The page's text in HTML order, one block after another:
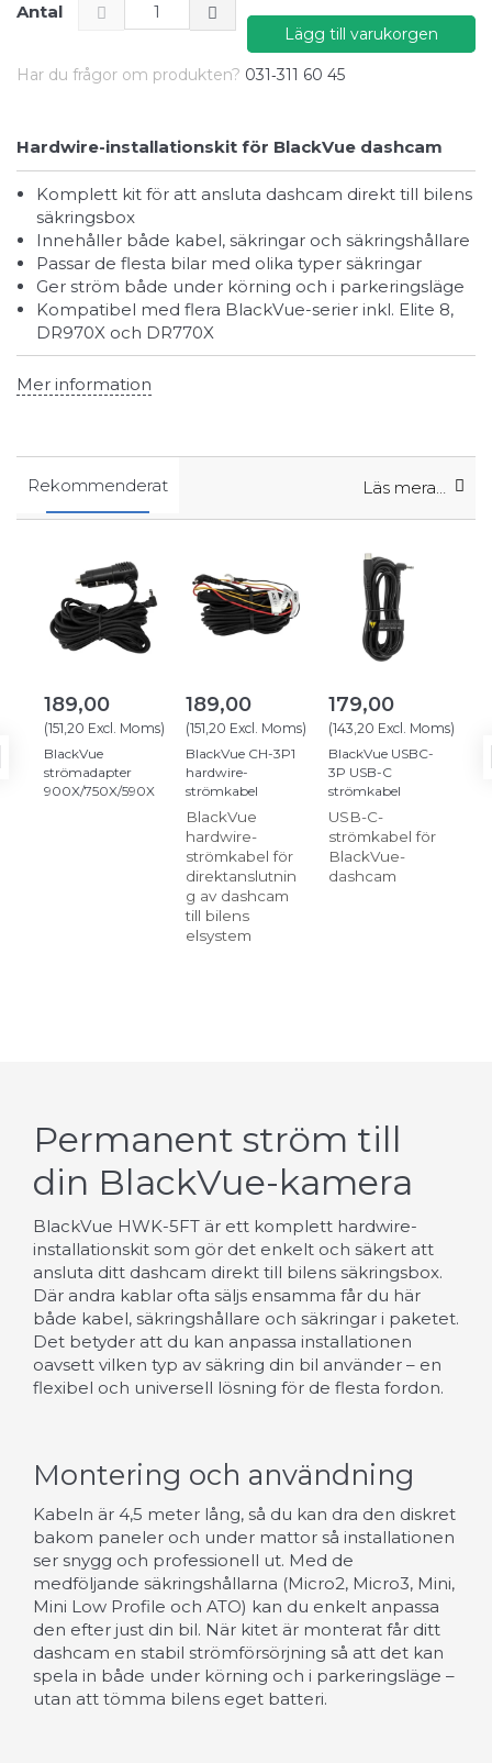
Antal
Lägg till varukorgen
Har du frågor om produkten? 031‑311 60 45
Hardwire-installationskit för BlackVue dashcam
Komplett kit för att ansluta dashcam direkt till bilens
säkringsbox
Innehåller både kabel, säkringar och säkringshållare
Passar de flesta bilar med olika typer säkringar
Ger ström både under körning och i parkeringsläge
Kompatibel med flera BlackVue-serier inkl. Elite 8,
DR970X och DR770X
Mer information
Läs mera…
Rekommenderat
189,00
(151,20 Excl. Moms)
BlackVue
strömadapter
900X/750X/590X
189,00
(151,20 Excl. Moms)
BlackVue CH-3P1
hardwire-
strömkabel
BlackVue
hardwire-
strömkabel för
direktanslutnin
g av dashcam
till bilens
elsystem
179,00
(143,20 Excl. Moms)
BlackVue USBC-
3P USB-C
strömkabel
USB-C-
strömkabel för
BlackVue-
dashcam
Permanent ström till
din BlackVue-kamera
BlackVue HWK-5FT är ett komplett hardwire-
installationskit som gör det enkelt och säkert att
ansluta ditt dashcam direkt till bilens säkringsbox.
Där andra kablar ofta säljs ensamma får du här
både kabel, säkringshållare och säkringar i paketet.
Det betyder att du kan anpassa installationen
oavsett vilken typ av säkring din bil använder – en
flexibel och universell lösning för de flesta fordon.
Montering och användning
Kabeln är 4,5 meter lång, så du kan dra den diskret
bakom paneler och under mattor så installationen
ser snygg och professionell ut. Med de
medföljande säkringshållarna (Micro2, Micro3, Mini,
Mini Low Profile och ATO) kan du enkelt anpassa
den efter just din bil. När kitet är monterat får ditt
dashcam en stabil strömförsörjning så att det kan
spela in både under körning och i parkeringsläge –
utan att tömma bilens eget batteri.